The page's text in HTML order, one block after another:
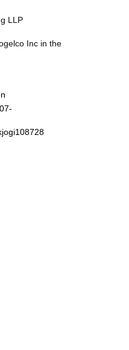
LLP
Inc in the